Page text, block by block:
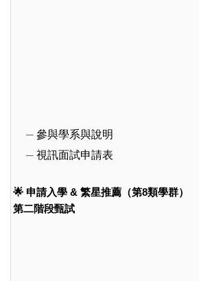
參與學系與說明
視訊面試申請表
🌟 申請入學 & 繁星推薦（第8類學群）
第二階段甄試